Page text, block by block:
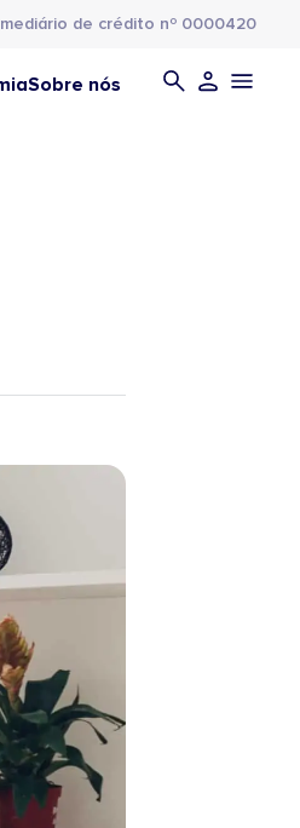
de crédito nº 0000420
Sobre nós